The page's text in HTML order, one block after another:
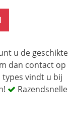
u de geschikte
dan contact op
types vindt u bij
Razendsnelle